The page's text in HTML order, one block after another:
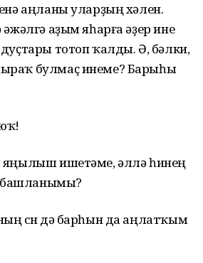
аңланы уларҙың хәлен.
аҙым яһарға әҙер ине
тотоп ҡалды. Ә, бәлки,
булмаҫ инеме? Барыһы
ишетәме, әллә һинең
өсөн дә барһын да аңлатҡым